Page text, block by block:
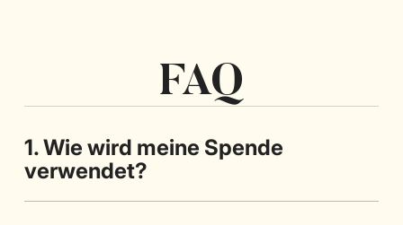
FAQ
1. Wie wird meine Spende
verwendet?